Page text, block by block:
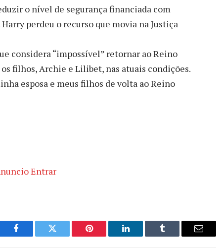
o nível de segurança financiada com
perdeu o recurso que movia na Justiça
considera “impossível” retornar ao Reino
filhos, Archie e Lilibet, nas atuais condições.
esposa e meus filhos de volta ao Reino
Facebook Twitter Pinterest LinkedIn Tumblr Email